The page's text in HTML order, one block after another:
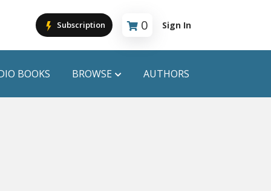
Subscription 0
Cart is empty
Sign In
BOOKS BROWSE AUTHORS